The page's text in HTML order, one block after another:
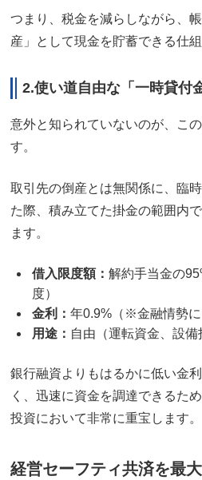
つまり、税金を減らしながら、
産」として現金を貯蓄できる仕組
2.使い道自由な「一時貸付
意外と知られていないのが、こ
す。
取引先の倒産とは無関係に、臨
た際、積み立てた掛金の範囲内
ます。
借入限度額： 解約手当金の
度）
金利： 年0.9%（※金融情勢に
用途： 自由（運転資金、設備
銀行融資よりもはるかに低い金
く、迅速に資金を調達できるた
投資において非常に重宝します。
経営セーフティ共済を最